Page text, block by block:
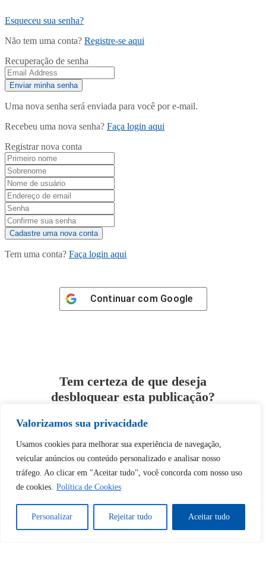
Valorizamos sua privacidade
Usamos cookies para melhorar sua experiência de navegação,
veicular anúncios ou conteúdo personalizado e analisar nosso
tráfego. Ao clicar em "Aceitar tudo", você concorda com nosso uso
de cookies. Política de Cookies
Personalizar Rejeitar tudo Aceitar tudo
Esqueceu sua senha?
Não tem uma conta? Registre-se aqui
Recuperação de senha
Uma nova senha será enviada para você por e-mail.
Recebeu uma nova senha? Faça login aqui
Registrar nova conta
Tem uma conta? Faça login aqui
Continuar com Google
Tem certeza de que deseja
desbloquear esta publicação?
Desbloquear esquerda : 0